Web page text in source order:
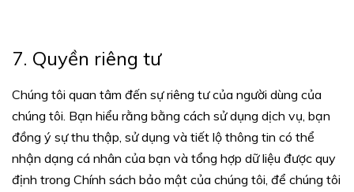
7. Quyền riêng tư
Chúng tôi quan tâm đến sự riêng tư của người dùng của
chúng tôi. Bạn hiểu rằng bằng cách sử dụng dịch vụ, bạn
đồng ý sự thu thập, sử dụng và tiết lộ thông tin có thể
nhận dạng cá nhân của bạn và tổng hợp dữ liệu được quy
định trong Chính sách bảo mật của chúng tôi, để chúng tôi